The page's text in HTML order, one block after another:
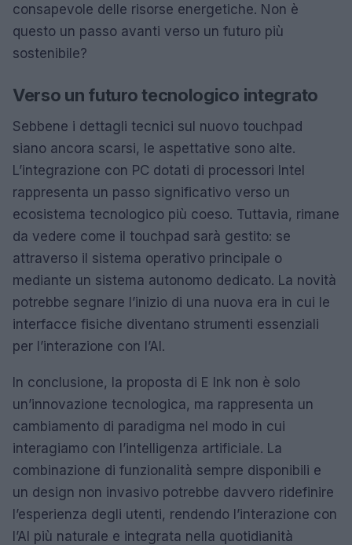
consapevole delle risorse energetiche. Non è
questo un passo avanti verso un futuro più
sostenibile?
Verso un futuro tecnologico integrato
Sebbene i dettagli tecnici sul nuovo touchpad
siano ancora scarsi, le aspettative sono alte.
L’integrazione con PC dotati di processori Intel
rappresenta un passo significativo verso un
ecosistema tecnologico più coeso. Tuttavia, rimane
da vedere come il touchpad sarà gestito: se
attraverso il sistema operativo principale o
mediante un sistema autonomo dedicato. La novità
potrebbe segnare l’inizio di una nuova era in cui le
interfacce fisiche diventano strumenti essenziali
per l’interazione con l’AI.
In conclusione, la proposta di E Ink non è solo
un’innovazione tecnologica, ma rappresenta un
cambiamento di paradigma nel modo in cui
interagiamo con l’intelligenza artificiale. La
combinazione di funzionalità sempre disponibili e
un design non invasivo potrebbe davvero ridefinire
l’esperienza degli utenti, rendendo l’interazione con
l’AI più naturale e integrata nella quotidianità